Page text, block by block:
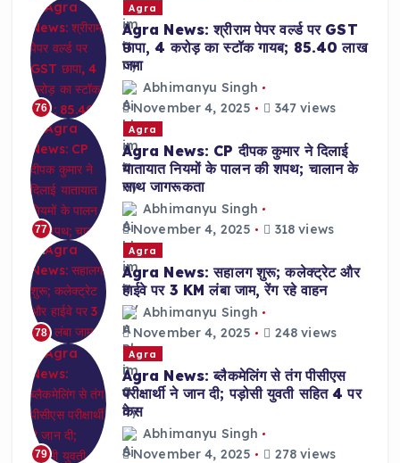
76
Agra
Agra News: श्रीराम पेपर वर्ल्ड पर GST
छापा, 4 करोड़ का स्टॉक गायब; 85.40 लाख
जमा
Abhimanyu Singh
November 4, 2025
347 views
77
Agra
Agra News: CP दीपक कुमार ने दिलाई
यातायात नियमों के पालन की शपथ; चालान के
साथ जागरूकता
Abhimanyu Singh
November 4, 2025
318 views
78
Agra
Agra News: सहालग शुरू; कलेक्ट्रेट और
हाईवे पर 3 KM लंबा जाम, रेंग रहे वाहन
Abhimanyu Singh
November 4, 2025
248 views
79
Agra
Agra News: ब्लैकमेलिंग से तंग पीसीएस
परीक्षार्थी ने जान दी; पड़ोसी युवती सहित 4 पर
केस
Abhimanyu Singh
November 4, 2025
278 views